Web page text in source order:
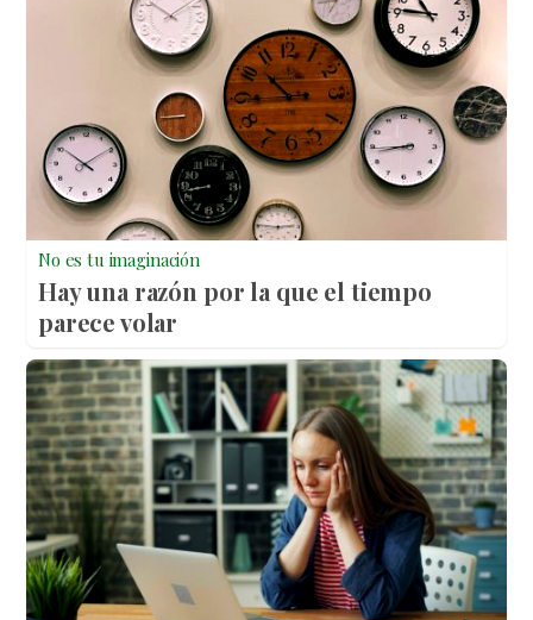
No es tu imaginación
Hay una razón por la que el tiempo
parece volar